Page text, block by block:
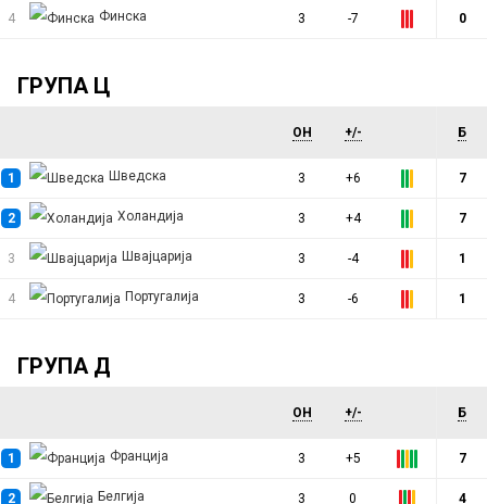
4 Финска 3 -7 0
ГРУПА Ц
ОН +/- Б
1 Шведска 3 +6 7
2 Холандија 3 +4 7
3 Швајцарија 3 -4 1
4 Португалија 3 -6 1
ГРУПА Д
ОН +/- Б
1 Франција 3 +5 7
2 Белгија 3 0 4